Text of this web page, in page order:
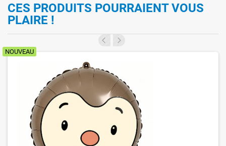
CES PRODUITS POURRAIENT VOUS
PLAIRE !
NOUVEAU